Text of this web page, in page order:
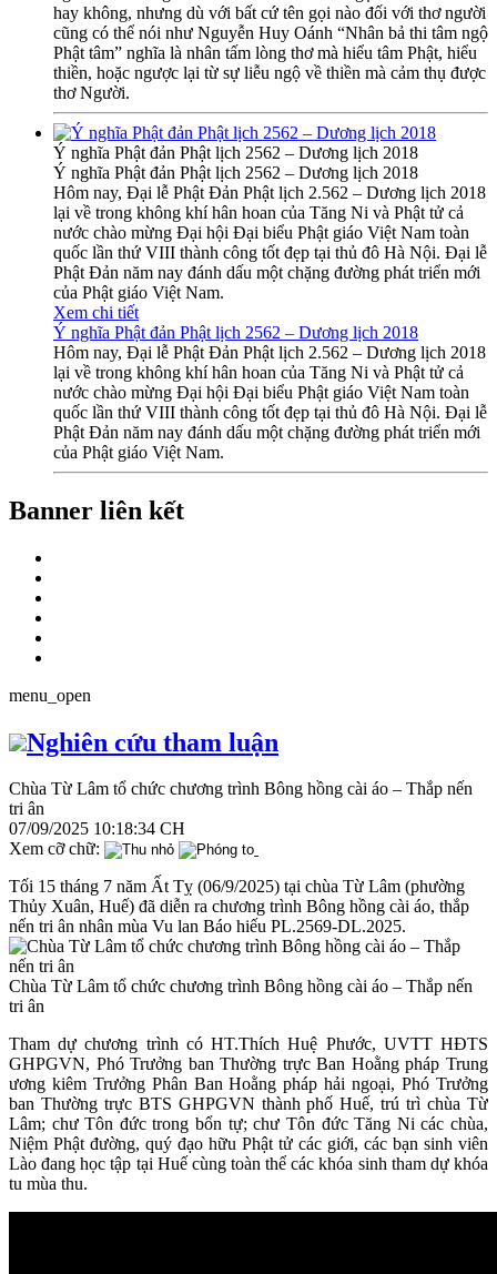
hay không, nhưng dù với bất cứ tên gọi nào đối với thơ người
cũng có thể nói như Nguyễn Huy Oánh “Nhân bả thi tâm ngộ
Phật tâm” nghĩa là nhân tấm lòng thơ mà hiểu tâm Phật, hiểu
thiền, hoặc ngược lại từ sự liễu ngộ về thiền mà cảm thụ được
thơ Người.
Ý nghĩa Phật đản Phật lịch 2562 – Dương lịch 2018
Ý nghĩa Phật đản Phật lịch 2562 – Dương lịch 2018
Hôm nay, Đại lễ Phật Đản Phật lịch 2.562 – Dương lịch 2018
lại về trong không khí hân hoan của Tăng Ni và Phật tử cả
nước chào mừng Đại hội Đại biểu Phật giáo Việt Nam toàn
quốc lần thứ VIII thành công tốt đẹp tại thủ đô Hà Nội. Đại lễ
Phật Đản năm nay đánh dấu một chặng đường phát triển mới
của Phật giáo Việt Nam.
Xem chi tiết
Ý nghĩa Phật đản Phật lịch 2562 – Dương lịch 2018
Hôm nay, Đại lễ Phật Đản Phật lịch 2.562 – Dương lịch 2018
lại về trong không khí hân hoan của Tăng Ni và Phật tử cả
nước chào mừng Đại hội Đại biểu Phật giáo Việt Nam toàn
quốc lần thứ VIII thành công tốt đẹp tại thủ đô Hà Nội. Đại lễ
Phật Đản năm nay đánh dấu một chặng đường phát triển mới
của Phật giáo Việt Nam.
Banner liên kết
menu_open
Nghiên cứu tham luận
Chùa Từ Lâm tổ chức chương trình Bông hồng cài áo – Thắp nến
tri ân
07/09/2025 10:18:34 CH
Xem cỡ chữ:
Tối 15 tháng 7 năm Ất Tỵ (06/9/2025) tại chùa Từ Lâm (phường
Thủy Xuân, Huế) đã diễn ra chương trình Bông hồng cài áo, thắp
nến tri ân nhân mùa Vu lan Báo hiếu PL.2569-DL.2025.
Chùa Từ Lâm tổ chức chương trình Bông hồng cài áo – Thắp nến
tri ân
Tham dự chương trình có HT.Thích Huệ Phước, UVTT HĐTS
GHPGVN, Phó Trưởng ban Thường trực Ban Hoằng pháp Trung
ương kiêm Trưởng Phân Ban Hoằng pháp hải ngoại, Phó Trưởng
ban Thường trực BTS GHPGVN thành phố Huế, trú trì chùa Từ
Lâm; chư Tôn đức trong bổn tự; chư Tôn đức Tăng Ni các chùa,
Niệm Phật đường, quý đạo hữu Phật tử các giới, các bạn sinh viên
Lào đang học tập tại Huế cùng toàn thể các khóa sinh tham dự khóa
tu mùa thu.